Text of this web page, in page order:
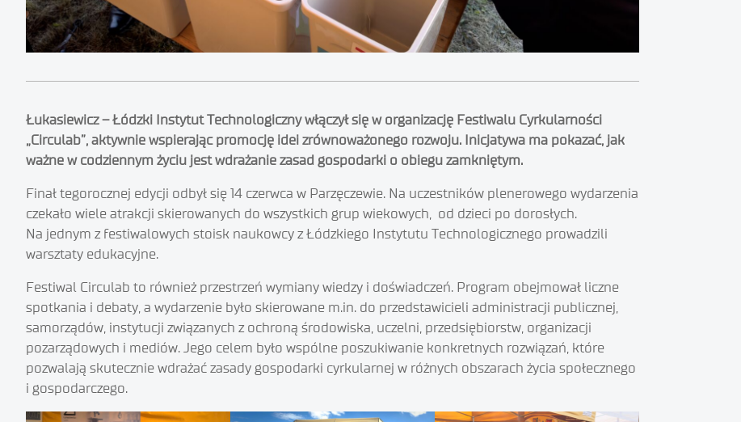
Łukasiewicz – Łódzki Instytut Technologiczny włączył się w organizację Festiwalu Cyrkularności
„Circulab”, aktywnie wspierając promocję idei zrównoważonego rozwoju. Inicjatywa ma pokazać, jak
ważne w codziennym życiu jest wdrażanie zasad gospodarki o obiegu zamkniętym.
Finał tegorocznej edycji odbył się 14 czerwca w Parzęczewie. Na uczestników plenerowego wydarzenia
czekało wiele atrakcji skierowanych do wszystkich grup wiekowych, od dzieci po dorosłych.
Na jednym z festiwalowych stoisk naukowcy z Łódzkiego Instytutu Technologicznego prowadzili
warsztaty edukacyjne.
Festiwal Circulab to również przestrzeń wymiany wiedzy i doświadczeń. Program obejmował liczne
spotkania i debaty, a wydarzenie było skierowane m.in. do przedstawicieli administracji publicznej,
samorządów, instytucji związanych z ochroną środowiska, uczelni, przedsiębiorstw, organizacji
pozarządowych i mediów. Jego celem było wspólne poszukiwanie konkretnych rozwiązań, które
pozwalają skutecznie wdrażać zasady gospodarki cyrkularnej w różnych obszarach życia społecznego
i gospodarczego.